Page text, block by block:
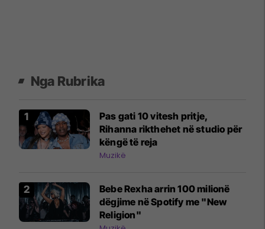
Nga Rubrika
Pas gati 10 vitesh pritje,
Rihanna rikthehet në studio për
këngë të reja
Muzikë
Bebe Rexha arrin 100 milionë
dëgjime në Spotify me "New
Religion"